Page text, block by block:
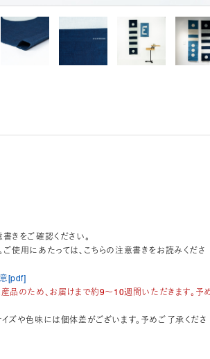
きをご確認ください。
使用にあたっては、こちらの注意書きをお読みくださ
[pdf]
品のため、お届けまで約9～10週間いただきます。予
ズや色味には個体差がございます。予めご了承くださ